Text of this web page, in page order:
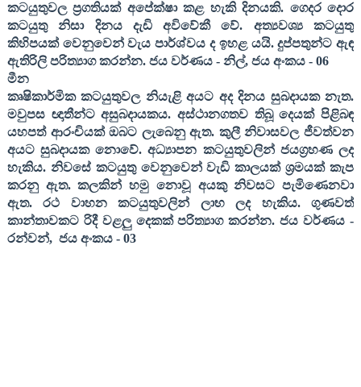
කටයුතුවල ප්‍රගතියක් අපේක්ෂා කළ හැකි දිනයකි. ගෙදර දොර
කටයුතු නිසා දිනය දැඩි අවිවේකී වේ. අත්‍යවශ්‍ය කටයුතු
කිහිපයක් වෙනුවෙන් වැය පාර්ශ්වය ද ඉහළ යයි. දුප්පතුන්ට ඇඳ
ඇතිරිලි පරිත්‍යාග කරන්න. ජය වර්ණය - නිල්, ජය අංකය -06
මීන
කෘෂිකාර්මික කටයුතුවල නියැළි අයට අද දිනය සුබදායක නැත.
මවුපස ඥාතීන්ට අසුබදායකය. අස්ථානගතව තිබූ දෙයක් පිළිබඳ
යහපත් ආරංචියක් ඔබට ලැබෙනු ඇත. කුලී නිවාසවල ජීවත්වන
අයට සුබදායක නොවේ. අධ්‍යාපන කටයුතුවලින් ජයග්‍රහණ ලද
හැකිය. නිවසේ කටයුතු වෙනුවෙන් වැඩි කාලයක් ශ්‍රමයක් කැප
කරනු ඇත. කලකින් හමු නොවූ අයකු නිවසට පැමිණෙනවා
ඇත. රථ වාහන කටයුතුවලින් ලාභ ලද හැකිය. ගුණවත්
කාන්තාවකට රිදී වළලු දෙකක් පරිත්‍යාග කරන්න. ජය වර්ණය -
රන්වන්, ජය අංකය - 03